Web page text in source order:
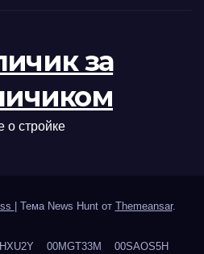
за
о стройке
Тема News Hunt от Themeansar.
00MGT33M 00SAOS5H